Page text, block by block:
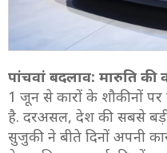
पांचवां बदलाव: मारुति की
1 जून से कारों के शौकीनों पर
है. दरअसल, देश की सबसे बड़ी
सुजुकी ने बीते दिनों अपनी